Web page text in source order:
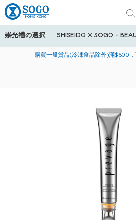
崇光禮の選択 SHISEIDO X SOGO -
美國運通Explorer®信用卡會員購物禮遇
購買一般貨品(冷凍食品除外)滿$600
寄送中國內地服務只適用於指定商品，若訂